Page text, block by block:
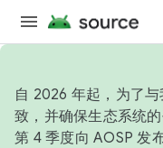
自 2026 年起，为了
致，并确保生态系统
第 4 季度向 AOSP 发